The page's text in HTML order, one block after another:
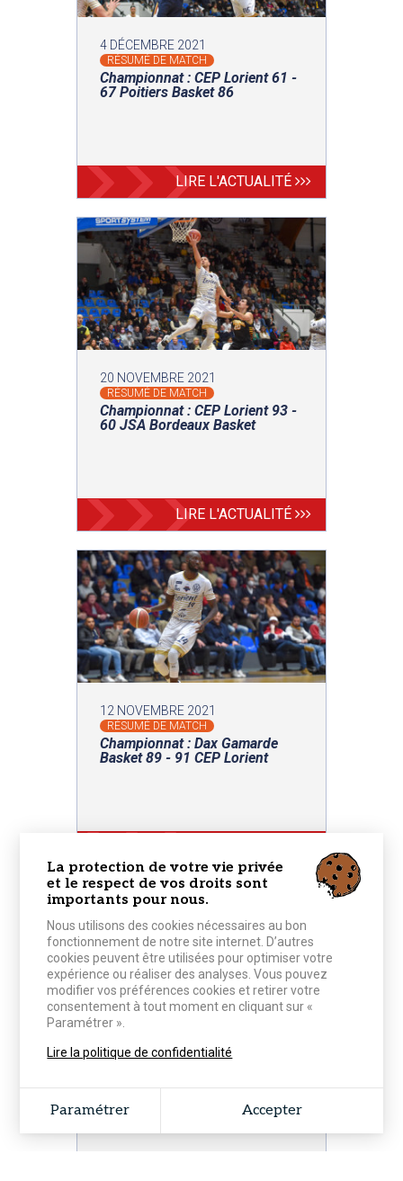
4 DÉCEMBRE 2021
RÉSUMÉ DE MATCH
Championnat : CEP Lorient 61 -
67 Poitiers Basket 86
LIRE L'ACTUALITÉ
20 NOVEMBRE 2021
RÉSUMÉ DE MATCH
Championnat : CEP Lorient 93 -
60 JSA Bordeaux Basket
LIRE L'ACTUALITÉ
12 NOVEMBRE 2021
RÉSUMÉ DE MATCH
Championnat : Dax Gamarde
Basket 89 - 91 CEP Lorient
RÉSUMÉ DE MATCH
76 Vendée Challans Basket
La protection de votre vie privée
et le respect de vos droits sont
importants pour nous.
Nous utilisons des cookies nécessaires au bon
fonctionnement de notre site internet. D’autres
cookies peuvent être utilisées pour optimiser votre
expérience ou réaliser des analyses. Vous pouvez
modifier vos préférences cookies et retirer votre
consentement à tout moment en cliquant sur «
Paramétrer ».
Lire la politique de confidentialité
Paramétrer Accepter